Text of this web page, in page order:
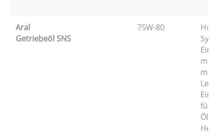
Aral
Getriebeöl SNS
75W-80
mit
für